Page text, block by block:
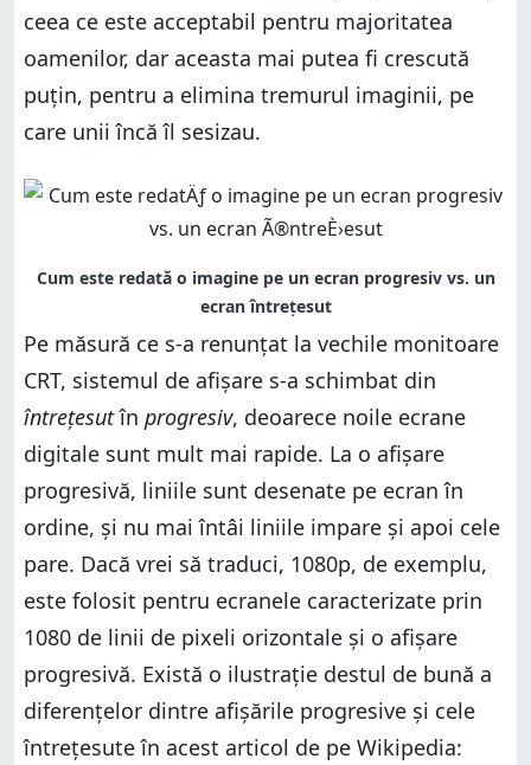
ceea ce este acceptabil pentru majoritatea
oamenilor, dar aceasta mai putea fi crescută
puțin, pentru a elimina tremurul imaginii, pe
care unii încă îl sesizau.
Pe măsură ce s-a renunțat la vechile monitoare
CRT, sistemul de afișare s-a schimbat din
întrețesutîn progresiv, deoarece noile ecrane
digitale sunt mult mai rapide. La o afișare
progresivă, liniile sunt desenate pe ecran în
ordine, și nu mai întâi liniile impare și apoi cele
pare. Dacă vrei să traduci, 1080p, de exemplu,
este folosit pentru ecranele caracterizate prin
1080 de linii de pixeli orizontale și o afișare
progresivă. Există o ilustrație destul de bună a
diferențelor dintre afișările progresive și cele
întrețesute în acest articol de pe Wikipedia: